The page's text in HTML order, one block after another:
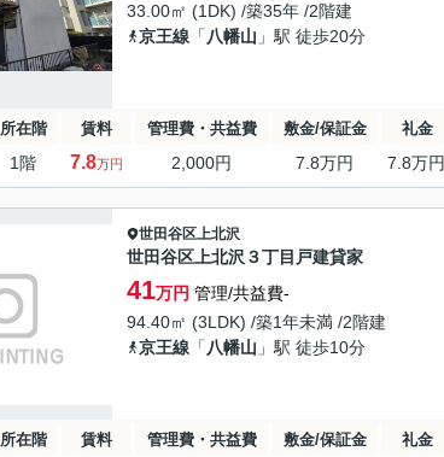
33.00㎡ (1DK) /築35年 /2階建
京王線 「 八幡山 」駅 徒歩20分
所在階 賃料 管理費・共益費 敷金/保証金 礼金
1階 7.8万円 2,000円 7.8万円 7.8万円
世田谷区上北沢
世田谷区上北沢３丁目戸建貸家
41万円 管理/共益費-
94.40㎡ (3LDK) /築1年未満 /2階建
京王線 「 八幡山 」駅 徒歩10分
所在階 賃料 管理費・共益費 敷金/保証金 礼金